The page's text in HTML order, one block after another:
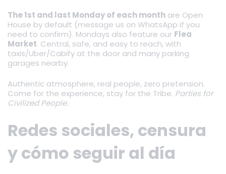
The 1st and last Monday of each month are Open
House by default (message us on WhatsApp if you
need to confirm). Mondays also feature our Flea
Market. Central, safe, and easy to reach, with
taxis/Uber/Cabify at the door and many parking
garages nearby.
Authentic atmosphere, real people, zero pretension.
Come for the experience, stay for the Tribe. Parties for
Civilized People.
Redes sociales, censura
y cómo seguir al día